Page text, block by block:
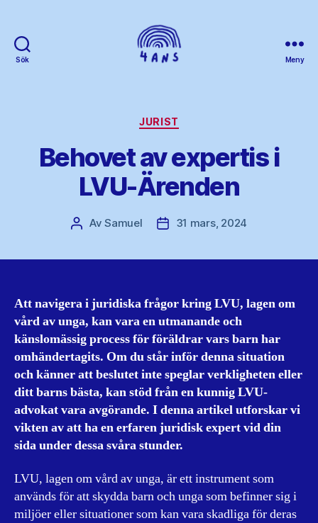
Sök Meny
Kategorier
JURIST
Behovet av expertis i
LVU-Ärenden
Inläggsförfattare
AvSamuel Inläggsdatum
31 mars, 2024
Att navigera i juridiska frågor kring LVU, lagen om
vård av unga, kan vara en utmanande och
känslomässig process för föräldrar vars barn har
omhändertagits. Om du står inför denna situation
och känner att beslutet inte speglar verkligheten eller
ditt barns bästa, kan stöd från en kunnig LVU-
advokat vara avgörande. I denna artikel utforskar vi
vikten av att ha en erfaren juridisk expert vid din
sida under dessa svåra stunder.
LVU, lagen om vård av unga, är ett instrument som
används för att skydda barn och unga som befinner sig i
miljöer eller situationer som kan vara skadliga för deras